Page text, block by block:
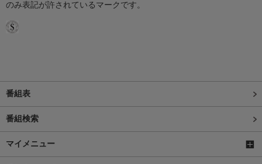
のみ表記が許されているマークです。
番組表
番組検索
マイメニュー